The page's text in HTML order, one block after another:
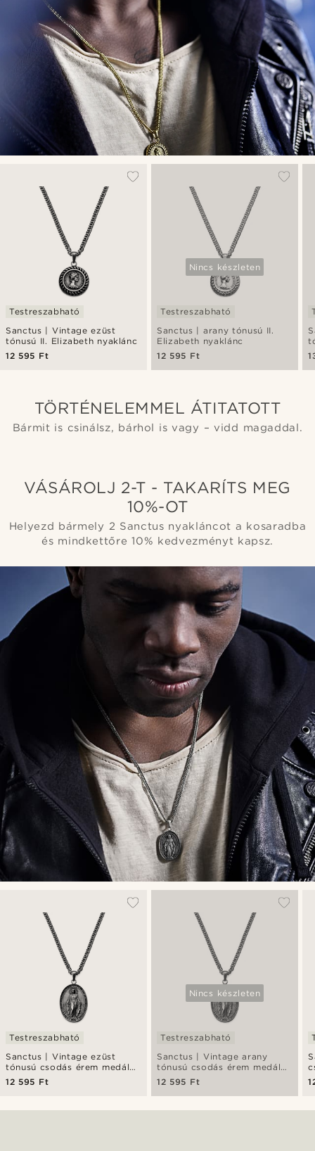
Sanctus | Vintage ezüst
tónusú II. Elizabeth nyaklánc
Testreszabható
12 595 Ft
Nincs készleten
Sanctus | arany tónusú II.
Elizabeth nyaklánc
Testreszabható
12 595 Ft
TÖRTÉNELEMMEL ÁTITATOTT
Bármit is csinálsz, bárhol is vagy – vidd magaddal.
VÁSÁROLJ 2-T - TAKARÍTS MEG
10%-OT
Helyezd bármely 2 Sanctus nyakláncot a kosaradba
és mindkettőre 10% kedvezményt kapsz.
Sanctus | Vintage ezüst
tónusú csodás érem medálos
nyaklánc
Testreszabható
12 595 Ft
Nincs készleten
Sanctus | Vintage arany
tónusú csodás érem medálos
nyaklánc
Testreszabható
12 595 Ft